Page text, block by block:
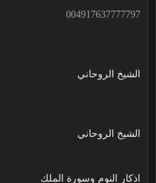
004917637777797
الشيخ الروحاني
الشيخ الروحاني
اذكار النوم وسورة الملك